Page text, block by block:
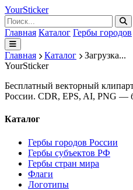
YourSticker
Главная Каталог Гербы городов
Главная Каталог
Загрузка...
YourSticker
Бесплатный векторный
России. CDR, EPS, AI, PNG —
Каталог
Гербы городов России
Гербы субъектов РФ
Гербы стран мира
Флаги
Логотипы